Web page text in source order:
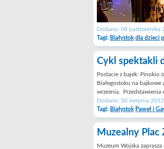
Dodano: 08 października
Tagi: Białystok dla dzieci
Cykl spektakli
Postacie z bajek: Pinokio
Białegostoku na
września. Przedstawienia
Dodano: 30 sierpnia
Tagi: Białystok Paweł i
Muzealny Plac
Muzeum Wojska